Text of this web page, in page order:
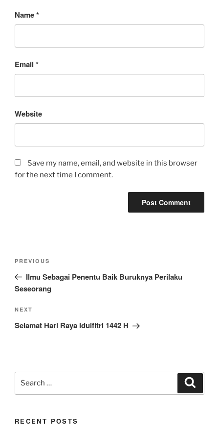
Name*
Email *
Website
Save my name, email, and website in this browser
for the next time I comment.
Previous
Post
PREVIOUS
Ilmu Sebagai Penentu Baik Buruknya Perilaku
Seseorang
Next
Post
NEXT
Selamat Hari Raya Idulfitri 1442 H
Search
for:
RECENT POSTS